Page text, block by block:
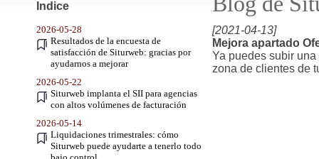
Indice
2026-05-28
Resultados de la encuesta de
satisfacción de Siturweb: gracias por
ayudarnos a mejorar
2026-05-22
Siturweb implanta el SII para agencias
con altos volúmenes de facturación
2026-05-14
Liquidaciones trimestrales: cómo
Siturweb puede ayudarte a tenerlo todo
[2021-04-13]
Mejora apartado
Ya puedes subir
zona de clientes de